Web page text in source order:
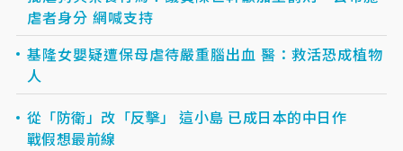
虐者身分 網喊支持
基隆女嬰疑遭保母虐待嚴重腦出血 醫：救活恐成植物
人
從「防衛」改「反擊」 這小島 已成日本的中日作
戰假想最前線